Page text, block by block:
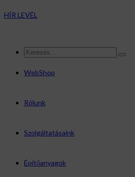
HÍR LEVÉL
WebShop
Rólunk
Szolgáltatásaink
Épitőanyagok